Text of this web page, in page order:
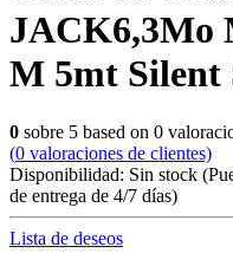
JACK6,3Mo
M 5mt Silent
0 sobre 5 based on 0
(0 valoraciones de clientes)
Disponibilidad: Sin stock
de entrega de 4/7 días)
Lista de deseos